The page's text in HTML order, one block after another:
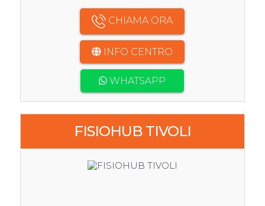
CHIAMA ORA
INFO CENTRO
WHATSAPP
FISIOHUB TIVOLI